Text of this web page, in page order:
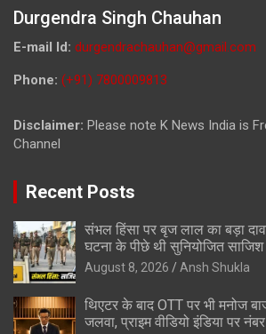
Durgendra Singh Chauhan
E-mail Id: durgendrachauhan@gmail.com
Phone: (+91) 7800009813
Disclaimer: Please note K News India is
Channel
Recent Posts
संभल हिंसा पर बृज लाल का बड़ा
घटना के पीछे थी सुनियोजित साजिश
August 8, 2026 Ansh Shukla
थिएटर के बाद OTT पर भी मनोज
जलवा, प्राइम वीडियो इंडिया पर